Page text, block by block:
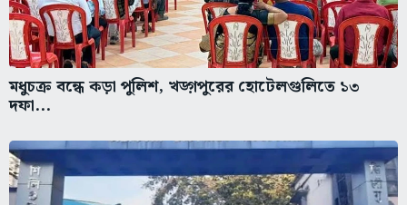
মধুচক্র বন্ধে কড়া পুলিশ, খড়্গপুরের হোটেলগুলিতে ১৩
দফা...